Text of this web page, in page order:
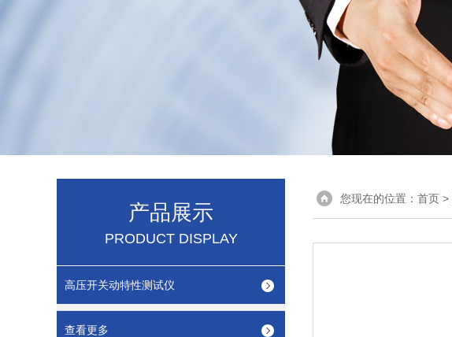
产品展示
PRODUCT DISPLAY
高压开关动特性测试仪
查看更多
您现在的位置： 首页 >